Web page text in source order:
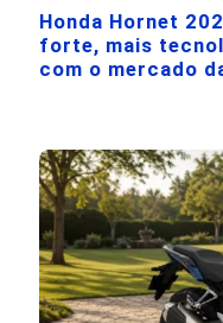
Honda Hornet
forte, mais
com o mercado